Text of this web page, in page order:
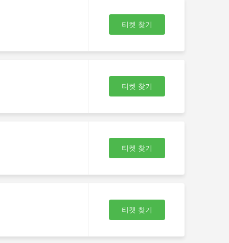
티켓 찾기
티켓 찾기
티켓 찾기
티켓 찾기